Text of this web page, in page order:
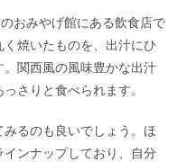
おみやげ館にある飲食店で
焼いたものを、出汁にひ
関西風の風味豊かな出汁
さりと食べられます。
るのも良いでしょう。ほ
ンナップしており、自分